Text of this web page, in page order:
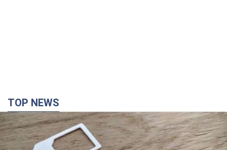
Мобильные операторы подняли тарифы "до
предела", но качество связи ухудшилось:
стоит ли жаловаться на цены
Почему цены на мобильную связь выросли в разы и как